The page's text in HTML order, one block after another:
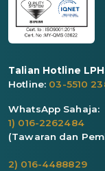
Talian Hotline
Hotline: 03-5510
WhatsApp Sahaja:
1) 016-2262484
(Tawaran dan
2) 016-4488829